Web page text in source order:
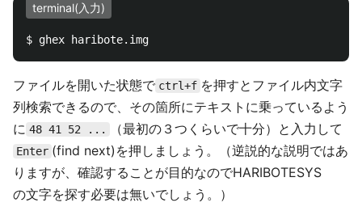
terminal(入力)
ファイルを開いた状態で ctrl+f を押すとファイル内文字
列検索できるので、その箇所にテキストに乗っているよう
に 48 41 52 ... （最初の３つくらいで十分）と入力して
Enter (find next)を押しましょう。（逆説的な説明ではあ
りますが、確認することが目的なのでHARIBOTESYS
の文字を探す必要は無いでしょう。）